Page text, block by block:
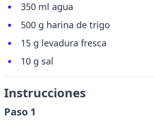
350 ml agua
500 g harina de trigo
15 g levadura fresca
10 g sal
Instrucciones
Paso 1